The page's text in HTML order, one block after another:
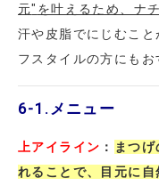
元" を叶えるため、ナ
汗や皮脂でにじむこ
フスタイルの方にもお
6-1. メニュー
上アイライン ：
まつ
れることで、目元に